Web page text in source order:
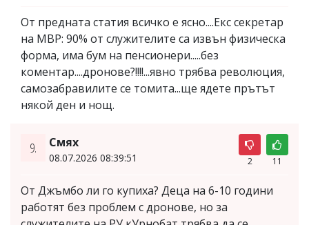
От предната статия всичко е ясно....Екс секретар
на МВР: 90% от служителите са извън физическа
форма, има бум на пенсионери.....без
коментар....дронове?!!!!...явно трябва революция,
самозабравилите се томита...ще ядете прътът
някой ден и нощ.
9. Смях
08.07.2026 08:39:51 2 11
От Джъмбо ли го купиха? Деца на 6-10 години
работят без проблем с дронове, но за